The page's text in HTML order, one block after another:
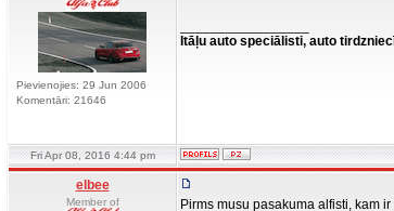
Pievienojies: 29 Jun 2006
Komentāri: 21646
Itāļu auto speciālisti, auto
Fri Apr 08, 2016 4:44 pm
elbee
Member of Pirms musu pasakuma alfisti, kam